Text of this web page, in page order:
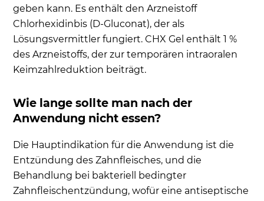
geben kann. Es enthält den Arzneistoff
Chlorhexidinbis (D-Gluconat), der als
Lösungsvermittler fungiert. CHX Gel enthält 1 %
des Arzneistoffs, der zur temporären intraoralen
Keimzahlreduktion beiträgt.
Wie lange sollte man nach der
Anwendung nicht essen?
Die Hauptindikation für die Anwendung ist die
Entzündung des Zahnfleisches, und die
Behandlung bei bakteriell bedingter
Zahnfleischentzündung, wofür eine antiseptische